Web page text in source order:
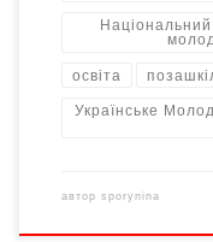
Національний
освіта
Українське
автор sporynina